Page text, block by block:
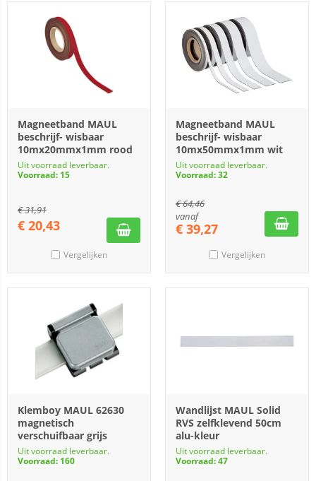
Magneetband MAUL
beschrijf- wisbaar
10mx20mmx1mm rood
Uit voorraad leverbaar.
Voorraad: 15
€31,91
€ 20,43
Vergelijken
Magneetband MAUL
beschrijf- wisbaar
10mx50mmx1mm wit
Uit voorraad leverbaar.
Voorraad: 32
€64,46
vanaf
€ 39,27
Vergelijken
Klemboy MAUL 62630
magnetisch
verschuifbaar grijs
Uit voorraad leverbaar.
Voorraad: 160
Wandlijst MAUL Solid
RVS zelfklevend 50cm
alu-kleur
Uit voorraad leverbaar.
Voorraad: 47